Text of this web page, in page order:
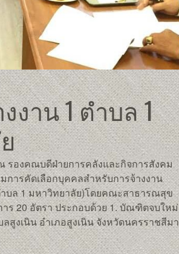
าน 1 ตำบล 1
รองคณบดีฝ่ายการคลังและกิจการสังคม
ารคัดเลือกบุคคลสำหรับการจ้างงาน
บล 1 มหาวิทยาลัย)โดยคณะสาธารณสุข
ร ​20 อัตรา ประกอบด้วย 1. บัณฑิตจบใหม่​
สูงเนิน อำเภอสูงเนิน จังหวัดนครราชสีมา